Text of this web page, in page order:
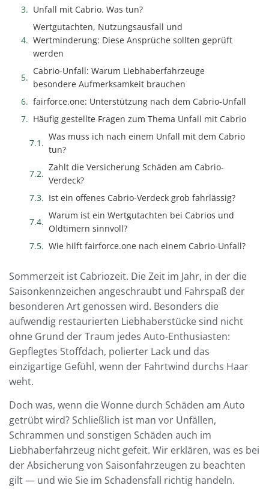
Unfall mit Cabrio. Was tun?
Wertgutachten, Nutzungsausfall und
Wertminderung: Diese Ansprüche sollten geprüft
werden
Cabrio-Unfall: Warum Liebhaberfahrzeuge
besondere Aufmerksamkeit brauchen
fairforce.one: Unterstützung nach dem Cabrio-Unfall
Häufig gestellte Fragen zum Thema Unfall mit Cabrio
Was muss ich nach einem Unfall mit dem Cabrio
tun?
Zahlt die Versicherung Schäden am Cabrio-
Verdeck?
Ist ein offenes Cabrio-Verdeck grob fahrlässig?
Warum ist ein Wertgutachten bei Cabrios und
Oldtimern sinnvoll?
Wie hilft fairforce.one nach einem Cabrio-Unfall?
Sommerzeit ist Cabriozeit. Die Zeit im Jahr, in der die
Saisonkennzeichen angeschraubt und Fahrspaß der
besonderen Art genossen wird. Besonders die
aufwendig restaurierten Liebhaberstücke sind nicht
ohne Grund der Traum jedes Auto-Enthusiasten:
Gepflegtes Stoffdach, polierter Lack und das
einzigartige Gefühl, wenn der Fahrtwind durchs Haar
weht.
Doch was, wenn die Wonne durch Schäden am Auto
getrübt wird? Schließlich ist man vor Unfällen,
Schrammen und sonstigen Schäden auch im
Liebhaberfahrzeug nicht gefeit. Wir erklären, was es bei
der Absicherung von Saisonfahrzeugen zu beachten
gilt — und wie Sie im Schadensfall richtig handeln.